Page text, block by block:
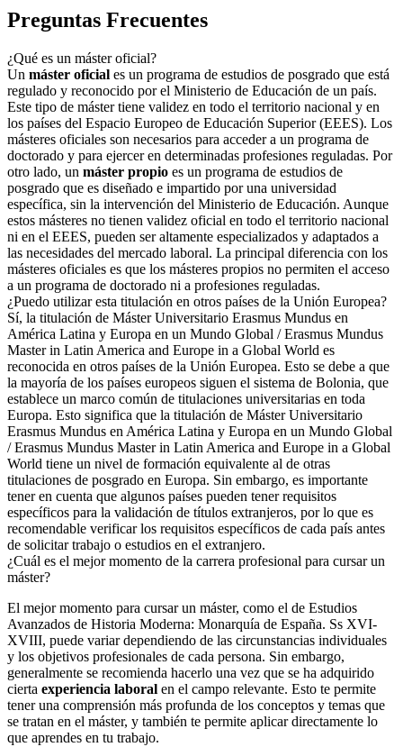
Preguntas Frecuentes
¿Qué es un máster oficial?
Un máster oficial es un programa de estudios de posgrado que está
regulado y reconocido por el Ministerio de Educación de un país.
Este tipo de máster tiene validez en todo el territorio nacional y en
los países del Espacio Europeo de Educación Superior (EEES). Los
másteres oficiales son necesarios para acceder a un programa de
doctorado y para ejercer en determinadas profesiones reguladas. Por
otro lado, un máster propio es un programa de estudios de
posgrado que es diseñado e impartido por una universidad
específica, sin la intervención del Ministerio de Educación. Aunque
estos másteres no tienen validez oficial en todo el territorio nacional
ni en el EEES, pueden ser altamente especializados y adaptados a
las necesidades del mercado laboral. La principal diferencia con los
másteres oficiales es que los másteres propios no permiten el acceso
a un programa de doctorado ni a profesiones reguladas.
¿Puedo utilizar esta titulación en otros países de la Unión Europea?
Sí, la titulación de Máster Universitario Erasmus Mundus en
América Latina y Europa en un Mundo Global / Erasmus Mundus
Master in Latin America and Europe in a Global World es
reconocida en otros países de la Unión Europea. Esto se debe a que
la mayoría de los países europeos siguen el sistema de Bolonia, que
establece un marco común de titulaciones universitarias en toda
Europa. Esto significa que la titulación de Máster Universitario
Erasmus Mundus en América Latina y Europa en un Mundo Global
/ Erasmus Mundus Master in Latin America and Europe in a Global
World tiene un nivel de formación equivalente al de otras
titulaciones de posgrado en Europa. Sin embargo, es importante
tener en cuenta que algunos países pueden tener requisitos
específicos para la validación de títulos extranjeros, por lo que es
recomendable verificar los requisitos específicos de cada país antes
de solicitar trabajo o estudios en el extranjero.
¿Cuál es el mejor momento de la carrera profesional para cursar un
máster?
El mejor momento para cursar un máster, como el de Estudios
Avanzados de Historia Moderna: Monarquía de España. Ss XVI-
XVIII, puede variar dependiendo de las circunstancias individuales
y los objetivos profesionales de cada persona. Sin embargo,
generalmente se recomienda hacerlo una vez que se ha adquirido
cierta experiencia laboral en el campo relevante. Esto te permite
tener una comprensión más profunda de los conceptos y temas que
se tratan en el máster, y también te permite aplicar directamente lo
que aprendes en tu trabajo.